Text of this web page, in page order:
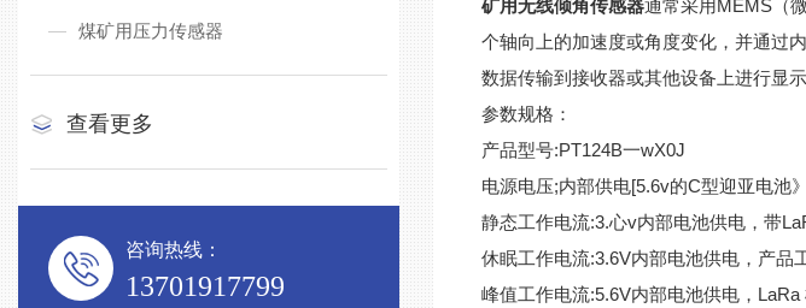
煤矿用压力传感器
查看更多
咨询热线：
13701917799
矿用无线倾角传感器通常采用MEMS（
个轴向上的加速度或角度变化，并通过
数据传输到接收器或其他设备上进行显
参数规格：
产品型号:PT124B一wX0J
电源电压;内部供电[5.6v的C型迎亚电池》
静态工作电流:3.心v内部电池供电，带
休眠工作电流:3.6V内部电池供电，产品
峰值工作电流:5.6V内部电池供电，